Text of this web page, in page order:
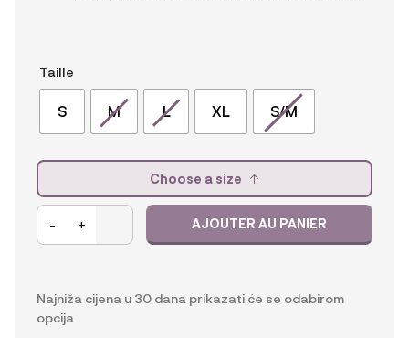
Taille
S M L XL S/M
Choose a size
quantité
de
grudnjak
trudnice
- + AJOUTER AU PANIER
Najniža cijena u 30 dana prikazati će se odabirom
opcija